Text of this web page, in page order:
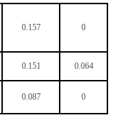
0.157 0
0.151 0.064
0.087 0